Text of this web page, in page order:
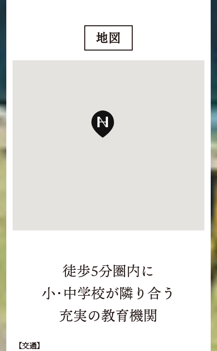
地図
徒歩5分圏内に
小･中学校が隣り合う
充実の教育機関
【交通】